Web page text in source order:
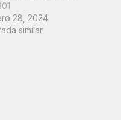
28, 2024
similar